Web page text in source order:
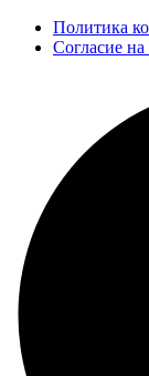
Политика
Согласие